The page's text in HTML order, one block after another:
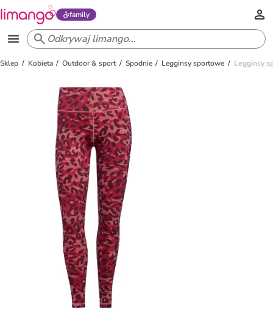
family
Sklep Kobieta Outdoor & sport Spodnie Legginsy sportowe Legginsy